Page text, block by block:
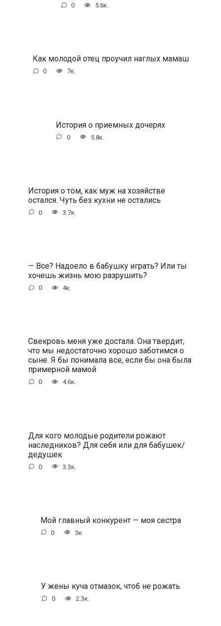
0 5.6к.
Как молодой отец проучил наглых мамаш
0 7к.
История о приемных дочерях
0 5.8к.
История о том, как муж на хозяйстве
остался. Чуть без кухни не остались
0 3.7к.
— Все? Надоело в бабушку играть? Или ты
хочешь жизнь мою разрушить?
0 4к.
Свекровь меня уже достала. Она твердит,
что мы недостаточно хорошо заботимся о
сыне. Я бы понимала все, если бы она была
примерной мамой
0 4.6к.
Для кого молодые родители рожают
наследников? Для себя или для бабушек/
дедушек
0 3.3к.
Мой главный конкурент — моя сестра
0 3к.
У жены куча отмазок, чтоб не рожать
0 2.3к.